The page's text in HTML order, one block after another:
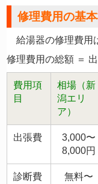
修理費用の基
給湯器の修理費用
費用項
目
相場（新
潟エリ
ア）
出張費
3,000〜
8,000円
診断費
無料〜